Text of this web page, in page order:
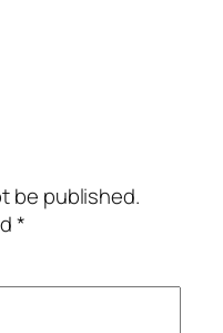
be published.
*